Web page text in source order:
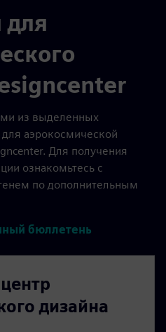
из выделенных
аэрокосмической
Для получения
ознакомьтесь с
по дополнительным
бюллетень
дизайна